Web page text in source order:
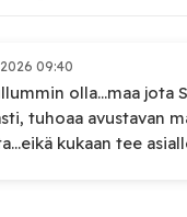
09:40
olla...maa jota
tuhoaa avustavan
kukaan tee